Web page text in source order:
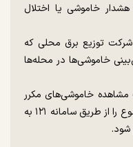
خاموشی یا اختلال
توزیع برق محلی که
خاموشی‌ها در محله‌ها
خاموشی‌های مکرر
یا طولانی، ضمن بررسی موارد بالا، موضوع را از طریق سامانه ۱۲۱ به
شود.